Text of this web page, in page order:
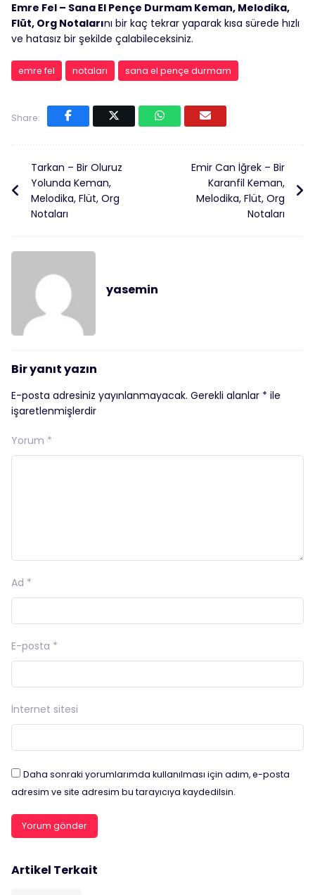
Emre Fel – Sana El Pençe Durmam Keman, Melodika,
Flüt, Org Notalarını bir kaç tekrar yaparak kısa sürede hızlı
ve hatasız bir şekilde çalabileceksiniz.
emre fel notaları sana el pençe durmam
Share:
Tarkan – Bir Oluruz
Yolunda Keman,
Melodika, Flüt, Org
Notaları
Emir Can İğrek – Bir
Karanfil Keman,
Melodika, Flüt, Org
Notaları
yasemin
Bir yanıt yazın
E-posta adresiniz yayınlanmayacak. Gerekli alanlar * ile
işaretlenmişlerdir
Yorum *
Ad *
E-posta *
İnternet sitesi
Daha sonraki yorumlarımda kullanılması için adım, e-posta
adresim ve site adresim bu tarayıcıya kaydedilsin.
Artikel Terkait